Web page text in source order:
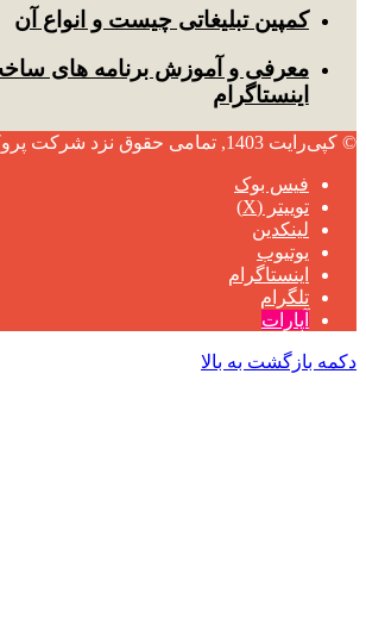
کمپین تبلیغاتی چیست و انواع آن
معرفی و آموزش برنامه های
اینستاگرام
© کپی‌رایت 1403, تمامی حقوق نزد شرکت
فیس بوک
توییتر (X)
لینکدین
یوتیوب
اینستاگرام
تلگرام
آپارات
دکمه بازگشت به بالا